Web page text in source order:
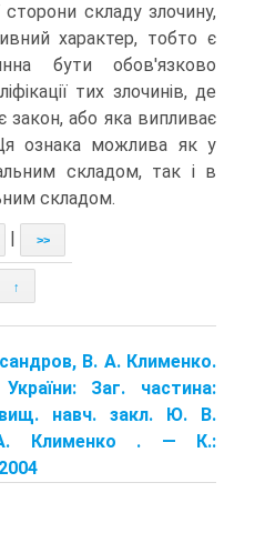
складу злочину,
характер, тобто є
бути обов'язково
тих злочинів, де
закон, або яка випливає
ознака можлива як у
складом, так і в
складом.
>>
↑
В. А. Клименко.
Заг. частина:
навч. закл. Ю. В.
А. Клименко . — К.: